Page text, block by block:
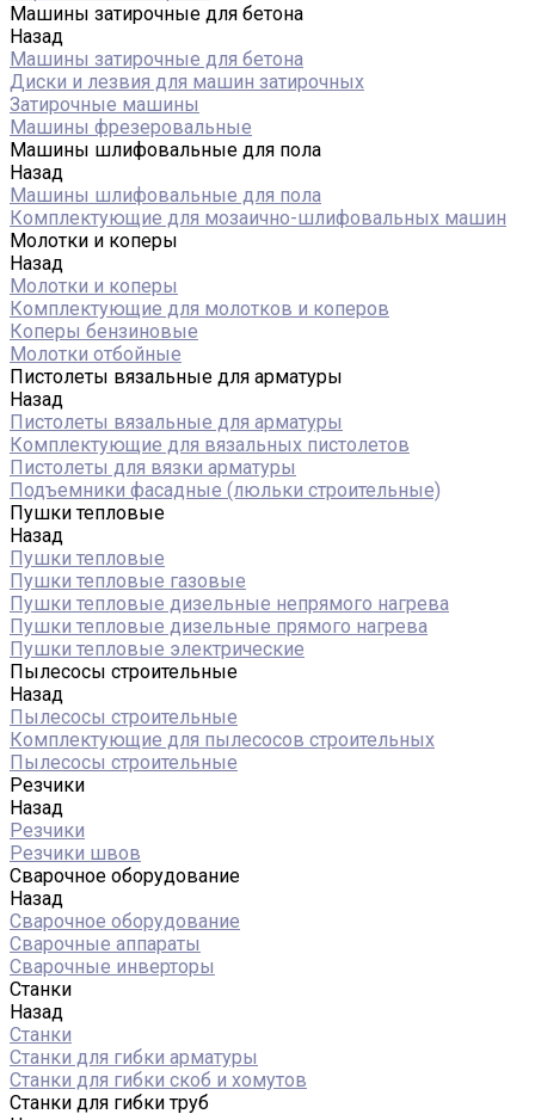
Машины затирочные для бетона
Назад
Машины затирочные для бетона
Диски и лезвия для машин затирочных
Затирочные машины
Машины фрезеровальные
Машины шлифовальные для пола
Назад
Машины шлифовальные для пола
Комплектующие для мозаично-шлифовальных машин
Молотки и коперы
Назад
Молотки и коперы
Комплектующие для молотков и коперов
Коперы бензиновые
Молотки отбойные
Пистолеты вязальные для арматуры
Назад
Пистолеты вязальные для арматуры
Комплектующие для вязальных пистолетов
Пистолеты для вязки арматуры
Подъемники фасадные (люльки строительные)
Пушки тепловые
Назад
Пушки тепловые
Пушки тепловые газовые
Пушки тепловые дизельные непрямого нагрева
Пушки тепловые дизельные прямого нагрева
Пушки тепловые электрические
Пылесосы строительные
Назад
Пылесосы строительные
Комплектующие для пылесосов строительных
Пылесосы строительные
Резчики
Назад
Резчики
Резчики швов
Сварочное оборудование
Назад
Сварочное оборудование
Сварочные аппараты
Сварочные инверторы
Станки
Назад
Станки
Станки для гибки арматуры
Станки для гибки скоб и хомутов
Станки для гибки труб